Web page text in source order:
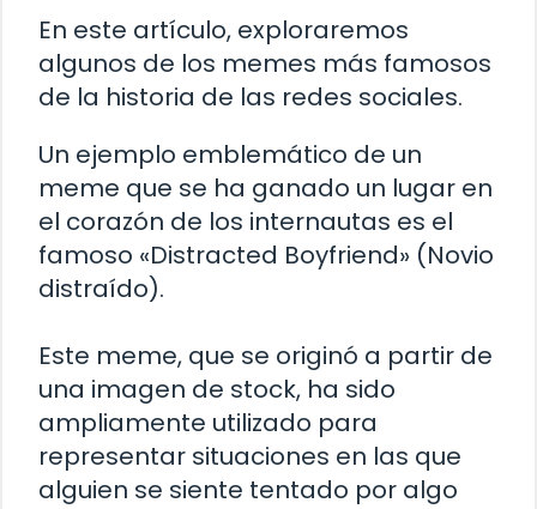
En este artículo, exploraremos
algunos de los memes más famosos
de la historia de las redes sociales.
Un ejemplo emblemático de un
meme que se ha ganado un lugar en
el corazón de los internautas es el
famoso «Distracted Boyfriend» (Novio
distraído).
Este meme, que se originó a partir de
una imagen de stock, ha sido
ampliamente utilizado para
representar situaciones en las que
alguien se siente tentado por algo